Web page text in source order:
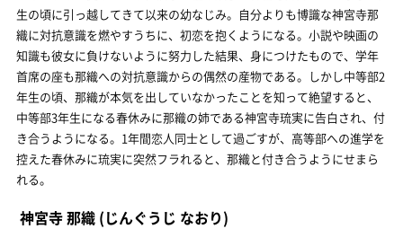
生の頃に引っ越してきて以来の幼なじみ。自分よりも博識な神宮寺那
織に対抗意識を燃やすうちに、初恋を抱くようになる。小説や映画の
知識も彼女に負けないように努力した結果、身につけたもので、学年
首席の座も那織への対抗意識からの偶然の産物である。しかし中等部2
年生の頃、那織が本気を出していなかったことを知って絶望すると、
中等部3年生になる春休みに那織の姉である神宮寺琉実に告白され、付
き合うようになる。1年間恋人同士として過ごすが、高等部への進学を
控えた春休みに琉実に突然フラれると、那織と付き合うようにせまら
れる。
神宮寺 那織 (じんぐうじ なおり)